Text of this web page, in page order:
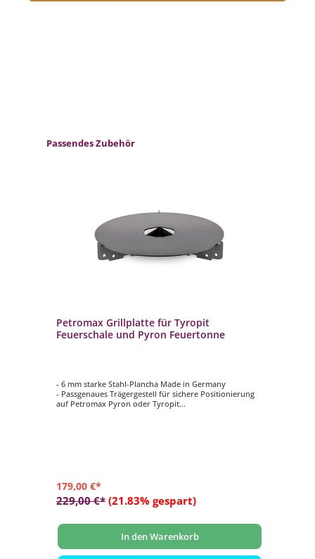
Produktgalerie überspringen
Passendes Zubehör
Petromax Grillplatte für Tyropit
Feuerschale und Pyron Feuertonne
- 6 mm starke Stahl-Plancha Made in Germany
- Passgenaues Trägergestell für sichere Positionierung
auf Petromax Pyron oder Tyropit
179,00 €*
229,00 €* (21.83% gespart)
In den Warenkorb